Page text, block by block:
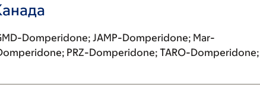
Domperidone; JAMP-Domperidone; Mar-
PRZ-Domperidone; TARO-Domperidone;